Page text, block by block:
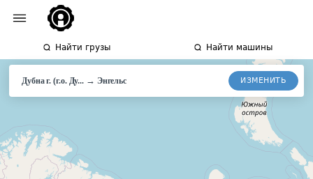
Найти грузы Найти машины
Дубна г. (г.о. Ду... → Энгельс ИЗМЕНИТЬ